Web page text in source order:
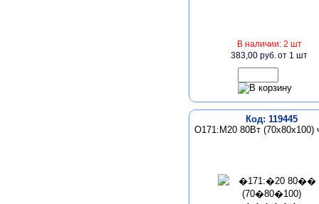
В наличии: 2 шт
383,00 руб.от 1 шт
Код: 119445
О171:М20 80Вт (70х80х100)